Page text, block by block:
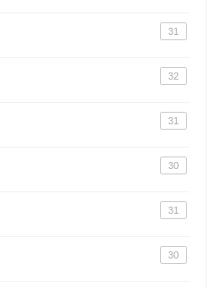
31
32
31
30
31
30